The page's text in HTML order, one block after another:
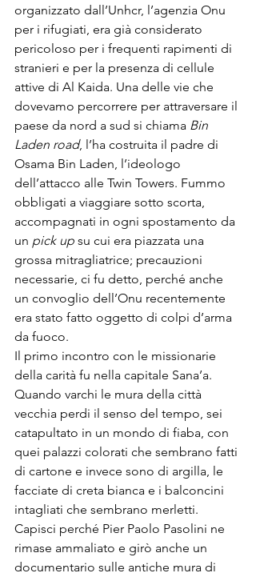
organizzato dall’Unhcr, l’agenzia Onu
per i rifugiati, era già considerato
pericoloso per i frequenti rapimenti di
stranieri e per la presenza di cellule
attive di Al Kaida. Una delle vie che
dovevamo percorrere per attraversare il
paese da nord a sud si chiama Bin
Laden road, l’ha costruita il padre di
Osama Bin Laden, l’ideologo
dell’attacco alle Twin Towers. Fummo
obbligati a viaggiare sotto scorta,
accompagnati in ogni spostamento da
un pick up su cui era piazzata una
grossa mitragliatrice; precauzioni
necessarie, ci fu detto, perché anche
un convoglio dell’Onu recentemente
era stato fatto oggetto di colpi d’arma
da fuoco.
Il primo incontro con le missionarie
della carità fu nella capitale Sana’a.
Quando varchi le mura della città
vecchia perdi il senso del tempo, sei
catapultato in un mondo di fiaba, con
quei palazzi colorati che sembrano fatti
di cartone e invece sono di argilla, le
facciate di creta bianca e i balconcini
intagliati che sembrano merletti.
Capisci perché Pier Paolo Pasolini ne
rimase ammaliato e girò anche un
documentario sulle antiche mura di